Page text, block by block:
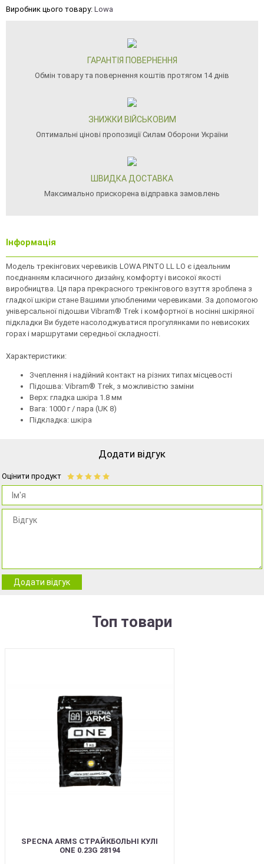
Виробник цього товару: Lowa
ГАРАНТІЯ ПОВЕРНЕННЯ
Обмін товару та повернення коштів протягом 14 днів
ЗНИЖКИ ВІЙСЬКОВИМ
Оптимальні цінові пропозиції Силам Оборони України
ШВИДКА ДОСТАВКА
Максимально прискорена відправка замовлень
Інформація
Модель трекінгових черевиків LOWA PINTO LL LO є ідеальним
поєднанням класичного дизайну, комфорту і високої якості
виробництва. Ця пара прекрасного трекінгового взуття зроблена з
гладкої шкіри стане Вашими улюбленими черевиками. За допомогою
універсальної підошви Vibram® Trek і комфортної в носінні шкіряної
підкладки Ви будете насолоджуватися прогулянками по невисоких
горах і маршрутами середньої складності.
Характеристики:
Зчеплення і надійний контакт на різних типах місцевості
Підошва: Vibram® Trek, з можливістю заміни
Верх: гладка шкіра 1.8 мм
Вага: 1000 г / пара (UK 8)
Підкладка: шкіра
Додати відгук
Оцінити продукт
Додати відгук
Топ товари
SPECNA ARMS СТРАЙКБОЛЬНІ КУЛІ
ONE 0.23G 28194